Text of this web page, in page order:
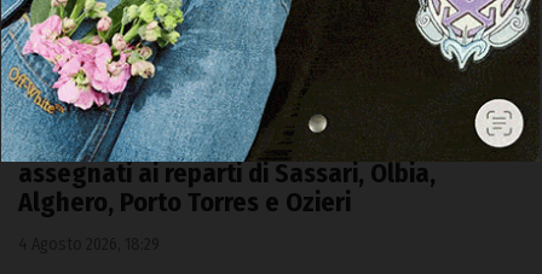
SASSARI
Guardia di Finanza, 25 allievi marescialli
assegnati ai reparti di Sassari, Olbia,
Alghero, Porto Torres e Ozieri